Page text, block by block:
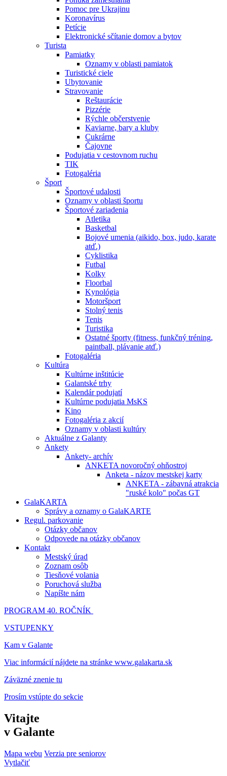
Pomoc pre Ukrajinu
Koronavírus
Petície
Elektronické sčítanie domov a bytov
Turista
Pamiatky
Oznamy v oblasti pamiatok
Turistické ciele
Ubytovanie
Stravovanie
Reštaurácie
Pizzérie
Rýchle občerstvenie
Kaviarne, bary a kluby
Cukrárne
Čajovne
Podujatia v cestovnom ruchu
TIK
Fotogaléria
Šport
Športové udalosti
Oznamy v oblasti športu
Športové zariadenia
Atletika
Basketbal
Bojové umenia (aikido, box, judo, karate
atď.)
Cyklistika
Futbal
Kolky
Floorbal
Kynológia
Motoršport
Stolný tenis
Tenis
Turistika
Ostatné športy (fitness, funkčný tréning,
paintball, plávanie atď.)
Fotogaléria
Kultúra
Kultúrne inštitúcie
Galantské trhy
Kalendár podujatí
Kultúrne podujatia MsKS
Kino
Fotogaléria z akcií
Oznamy v oblasti kultúry
Aktuálne z Galanty
Ankety
Ankety- archív
ANKETA novoročný ohňostroj
Anketa - názov mestskej karty
ANKETA - zábavná atrakcia
"ruské kolo" počas GT
GalaKARTA
Správy a oznamy o GalaKARTE
Regul. parkovanie
Otázky občanov
Odpovede na otázky občanov
Kontakt
Mestský úrad
Zoznam osôb
Tiesňové volania
Poruchová služba
Napíšte nám
PROGRAM 40. ROČNÍK
VSTUPENKY
Kam v Galante
Viac informácií nájdete na stránke www.galakarta.sk
Záväzné znenie tu
Prosím vstúpte do sekcie
Vitajte
v Galante
Mapa webu Verzia pre seniorov
Vytlačiť